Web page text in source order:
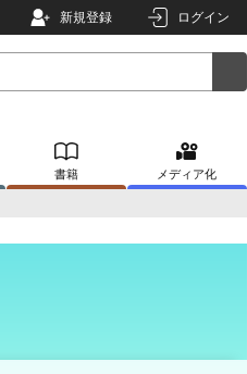
新規登録 ログイン
書籍 メディア化